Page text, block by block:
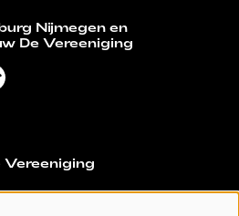
Nijmegen en
De Vereeniging
Vereeniging